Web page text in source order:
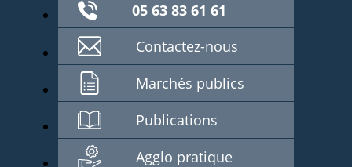
05 63 83 61 61
Contactez-nous
Marchés publics
Publications
Agglo pratique